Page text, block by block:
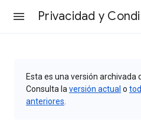
Esta es una versión archivada
Consulta la versión actual o
anteriores